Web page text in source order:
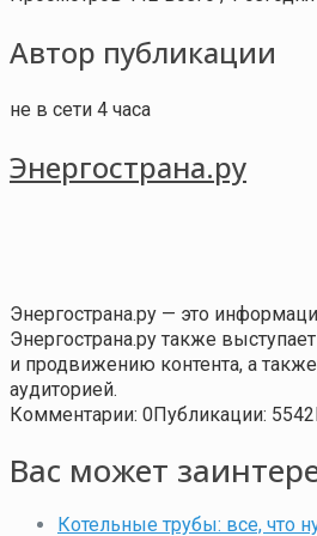
Автор публикации
не в сети 4 часа
Энергострана.ру
Энергострана.ру — это
Энергострана.ру также
и продвижению контента, а
аудиторией.
Комментарии: 0Публикации: 5542
Вас может
Котельные трубы: все, что